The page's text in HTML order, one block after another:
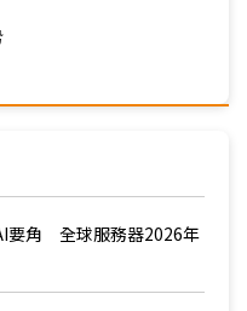
要角 全球服務器2026年